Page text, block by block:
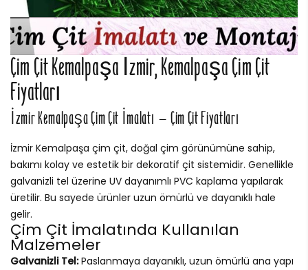
Çim Çit Kemalpaşa İzmir, Kemalpaşa Çim Çit
Fiyatları
İzmir Kemalpaşa Çim Çit İmalatı – Çim Çit Fiyatları
İzmir Kemalpaşa çim çit, doğal çim görünümüne sahip,
bakımı kolay ve estetik bir dekoratif çit sistemidir. Genellikle
galvanizli tel üzerine UV dayanımlı PVC kaplama yapılarak
üretilir. Bu sayede ürünler uzun ömürlü ve dayanıklı hale
gelir.
Çim Çit İmalatında Kullanılan
Malzemeler
Galvanizli Tel:Paslanmaya dayanıklı, uzun ömürlü ana yapı